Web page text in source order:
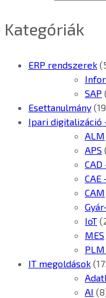
Kategóriák
ERP rendszerek
SAP
Esettanulmány
Ipari digitalizáció
ALM
APS
CAD
CAE
CAM
IoT
MES
IT megoldások
AI